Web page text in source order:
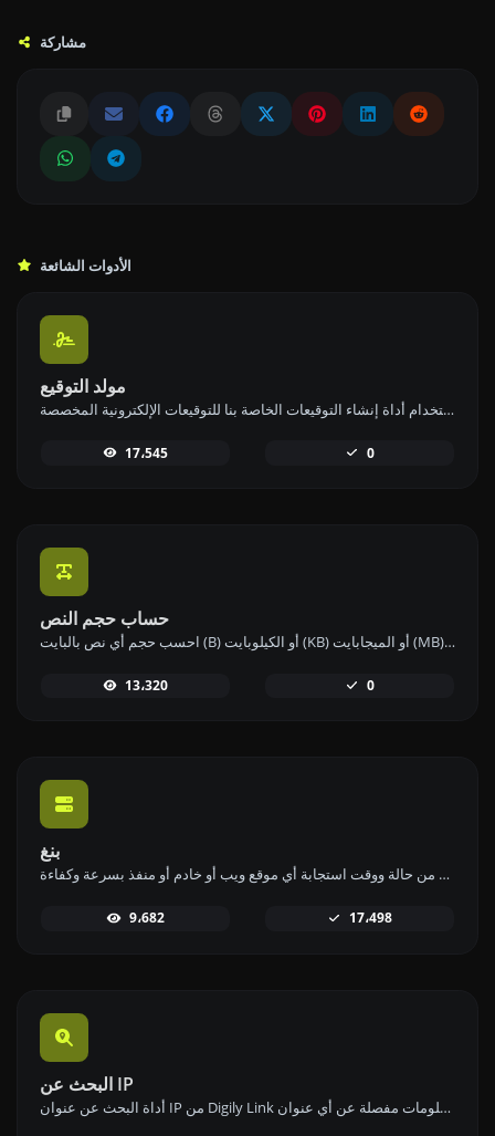
مشاركة
الأدوات الشائعة
مولد التوقيع
أنشئ توقيعك الخاص وقم بتنزيله بسهولة باستخدام أداة إنشاء التوقيعات الخاصة بنا للتوقيعات الإلكترونية المخصصة.
17،545 0
حساب حجم النص
احسب حجم أي نص بالبايت (B) أو الكيلوبايت (KB) أو الميجابايت (MB) باستخدام أداة حساب حجم النص لدينا.
13،320 0
بنغ
استخدم أداة البينج الخاصة بنا للتحقق من حالة ووقت استجابة أي موقع ويب أو خادم أو منفذ بسرعة وكفاءة.
9،682 17،498
البحث عن IP
أداة البحث عن عنوان IP من Digily Link توفر معلومات مفصلة عن أي عنوان IP. استخدم هذه الخدمة المجانية عبر الإنترنت للحصول على بيانات شاملة عن IP.